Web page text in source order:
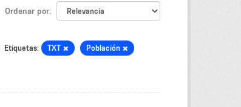
Ordenar por
Etiquetas: TXT Población